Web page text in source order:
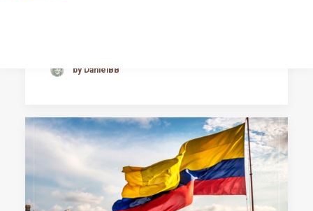
by DanielBB